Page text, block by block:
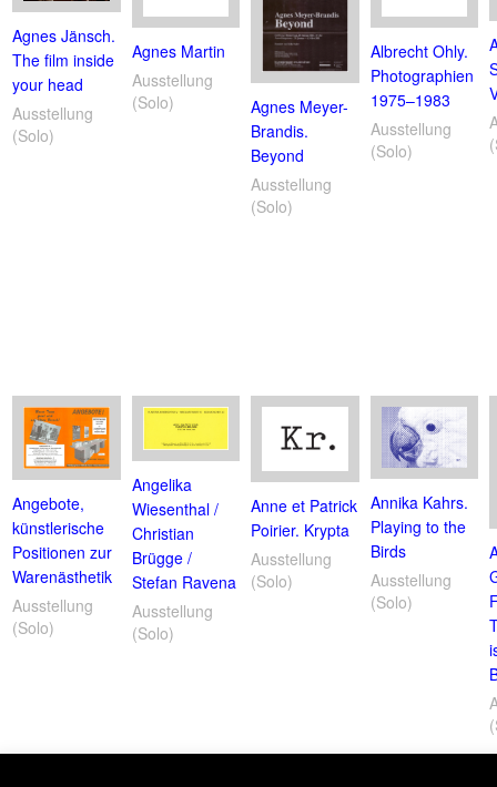
Agnes Jänsch.
The film inside
your head
Ausstellung
(Solo)
Agnes Martin
Ausstellung
(Solo)
Agnes Meyer-
Brandis.
Beyond
Ausstellung
(Solo)
Albrecht Ohly.
Photographien
1975–1983
Ausstellung
(Solo)
Angebote,
künstlerische
Positionen zur
Warenästhetik
Ausstellung
(Solo)
Angelika
Wiesenthal /
Christian
Brügge /
Stefan Ravena
Ausstellung
(Solo)
Anne et Patrick
Poirier. Krypta
Ausstellung
(Solo)
Annika Kahrs.
Playing to the
Birds
Ausstellung
(Solo)